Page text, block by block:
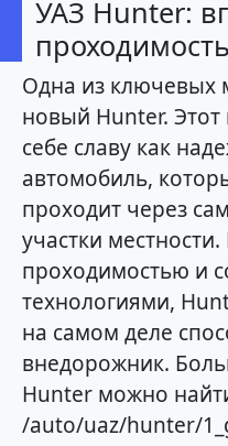
УАЗ Hunter:
проходимость
Одна из ключевых
новый Hunter.
себе славу как
автомобиль,
проходит через
участки
проходимостью и
технологиями,
на самом деле
внедорожник.
Hunter можно
/auto/uaz/hunter/